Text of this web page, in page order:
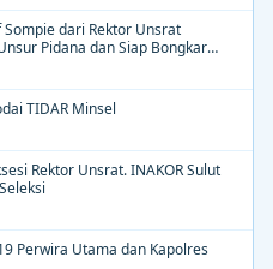
dari Rektor Unsrat
Pidana dan Siap Bongkar
TIDAR Minsel
Rektor Unsrat. INAKOR Sulut
Perwira Utama dan Kapolres